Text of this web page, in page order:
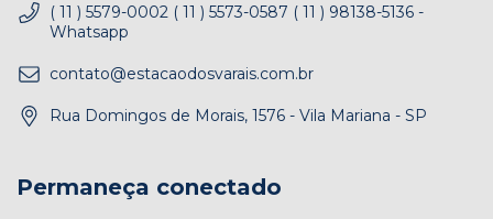
( 11 ) 5579-0002 ( 11 ) 5573-0587 ( 11 ) 98138-5136 -
Whatsapp
contato@estacaodosvarais.com.br
Rua Domingos de Morais, 1576 - Vila Mariana - SP
Permaneça conectado